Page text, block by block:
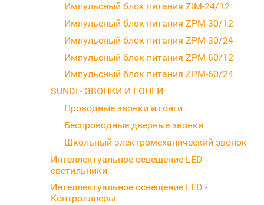
Импульсный блок питания ZIM-24/12
Импульсный блок питания ZPM-30/12
Импульсный блок питания ZPM-30/24
Импульсный блок питания ZPM-60/12
Импульсный блок питания ZPM-60/24
SUNDI - ЗВОНКИ И ГОНГИ
Проводные звонки и гонги
Беспроводные дверные звонки
Школьный электромеханический звонок
Интеллектуальное освещение LED -
светильники
Интеллектуальное освещение LED -
Контролллеры